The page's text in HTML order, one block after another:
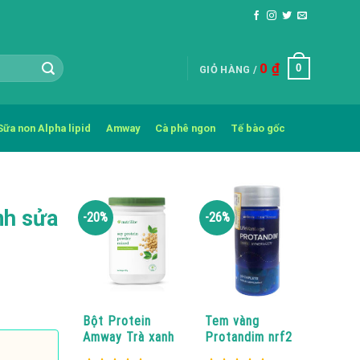
GIỎ HÀNG / 0 ₫ 0
non Alpha lipid Amway Cà phê ngon Tế bào gốc
sửa
-20%
Bột Protein
Amway Trà xanh
-26%
Tem vàng
Protandim nrf2